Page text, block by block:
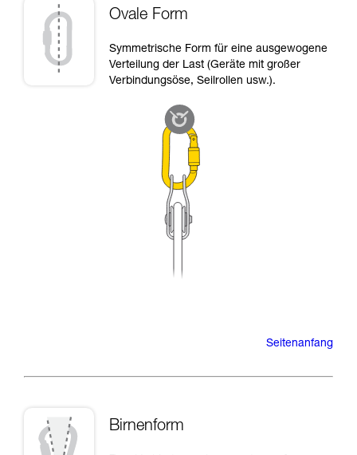
Ovale Form
Symmetrische Form für eine ausgewogene
Verteilung der Last (Geräte mit großer
Verbindungsöse, Seilrollen usw.).
Seitenanfang
Birnenform